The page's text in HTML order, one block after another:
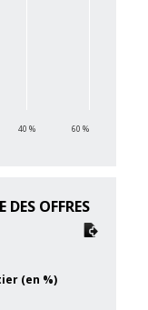
40 % 60 %
OFFRES
(en %)